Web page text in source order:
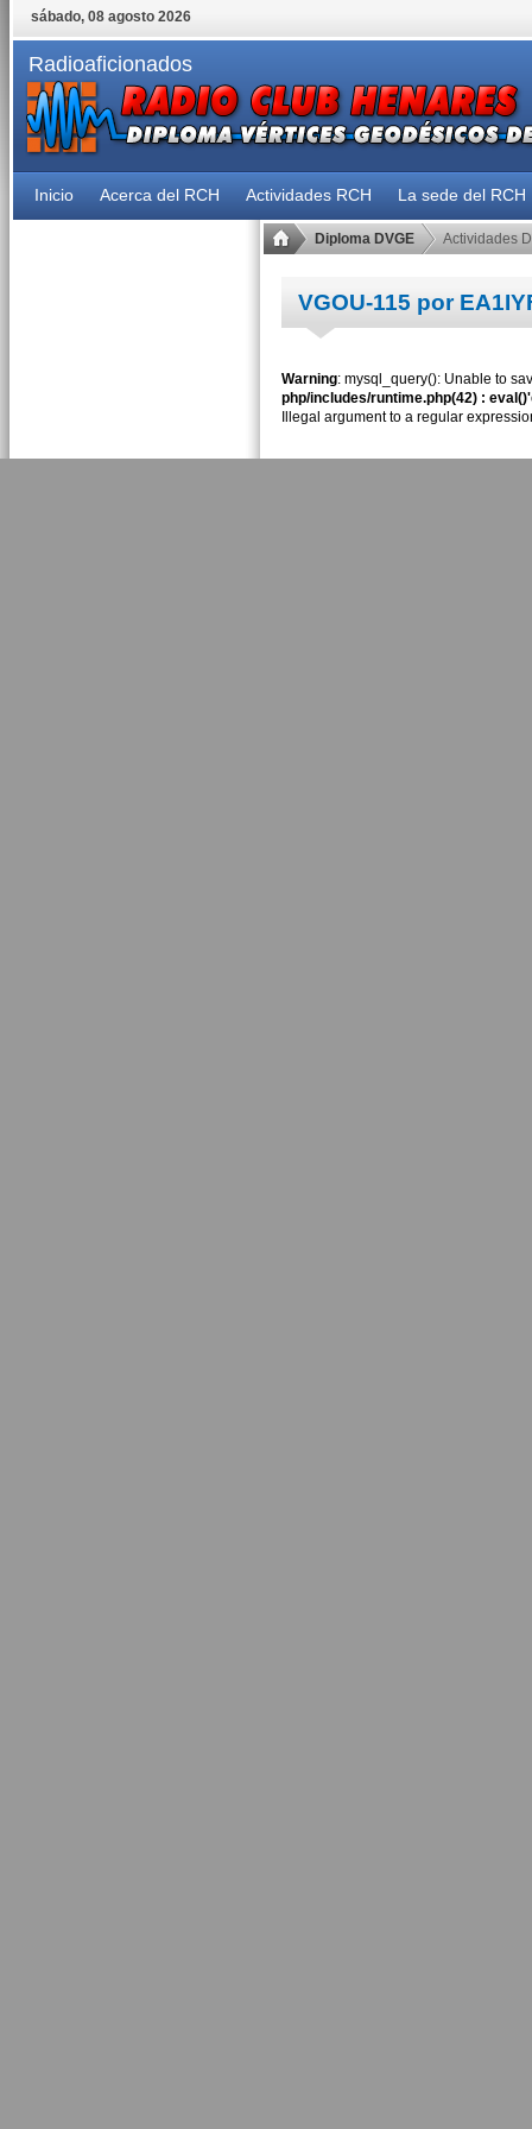
sábado, 08 agosto 2026
Radioaficionados
Inicio Acerca del RCH Actividades RCH La sede del RCH
Diploma DVGE Actividades
VGOU-115 por
Warning: mysql_query(): Unable to
php/includes/runtime.php(42) :
Illegal argument to a regular